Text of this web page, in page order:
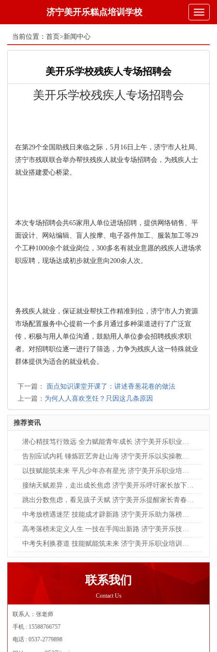
Toggle
济宁美开乐糕点培训学校
当前位置： 首页>新闻中心
美开乐学校残疾人专场招聘会
美开乐学校残疾人专场招聘会
在第29个全国助残日来临之际，5月16日上午，济宁市人社局、
济宁市残联联合举办帮扶残疾人就业专场招聘会，为残疾人士
就业搭建爱心桥梁。
本次专场招聘会共65家用人单位进场招聘，提供网络销售、平
面设计、网站编辑、盲人按摩、电子器件加工、服装加工等29
个工种1000余个就业岗位，300多名有就业意愿的残疾人进场求
职应聘，现场达成初步就业意向200余人次。
务残疾人就业，保证就业帮扶工作精准到位，济宁市人力资源
市场配置服务中心提前一个多月通过多种渠道进行了广泛宣
传，积极与用人单位沟通，鼓励用人单位参会招聘残疾求职
者。对招聘职位逐一进行了筛选，力争为残疾人这一特殊就业
群体提供为适合的就业机会。
下一篇： 面点知识课堂开课了：讲述香葱花卷的做法
上一篇： 为何人人喜欢烹饪？只因这几条原因
推荐资讯
潜心精技笃行致远 全力赋能青年成长 济宁美开乐职业培训学校助力学子奔赴新程
告别应试内耗 锤炼匠艺奔赴山海 济宁美开乐以实操教育点亮青年成长之路
以技赋能筑未来 平凡少年亦有星光 济宁美开乐职业培训学校赋能学子实干成才
接纳天赋差异，走出成长焦虑 济宁美开乐呼吁家长放下单一标准，看见孩子独特光芒
跳出分数焦虑，看见孩子天赋 济宁美开乐提醒家长青春成才，不止升学一条坦途
中考放榜遇迷茫 技能成才辟新路 济宁美开乐助力落榜学子逆风翻盘
高考落榜未定义人生 一技在手闯出新路 济宁美开乐技校助力青年学子逆袭成长
中考失利换赛道 技能赋能筑未来 济宁美开乐职业培训学校助力少年逆风翻盘
联系我们
Contact Us
联系人：张老师
手机 : 15588766757
电话 : 0537-2779898